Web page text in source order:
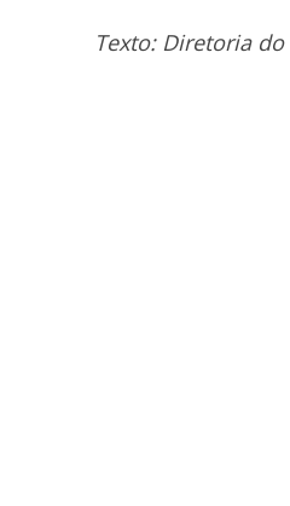
Texto: Diretoria